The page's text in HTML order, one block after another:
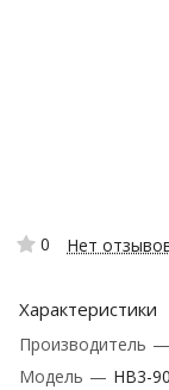
0 Нет
Характеристики
Производитель —
Модель — HВ3-